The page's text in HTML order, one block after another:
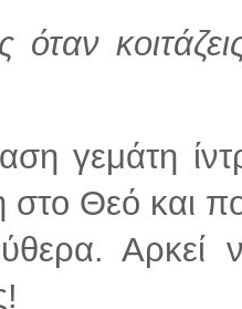
όταν
γεμάτη
στο Θεό και
Αρκεί